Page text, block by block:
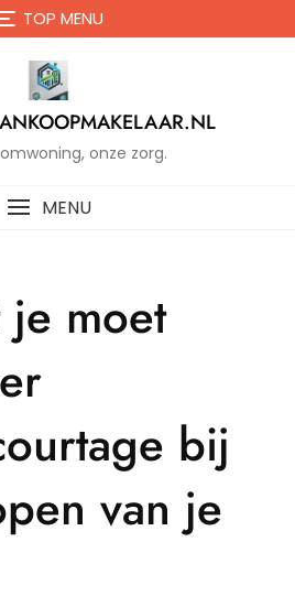
TOP MENU
onze zorg.
MENU
moet
bij
van je